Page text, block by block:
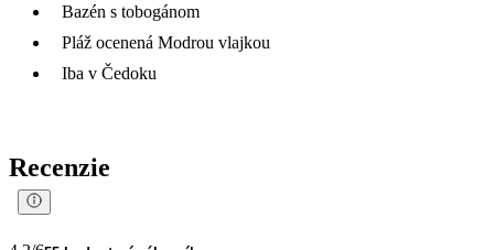
Bazén s tobogánom
Pláž ocenená Modrou vlajkou
Iba v Čedoku
Recenzie